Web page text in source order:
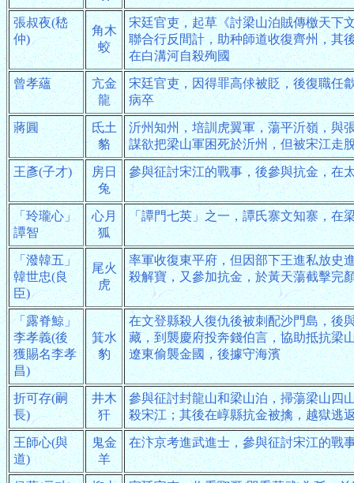
張叔夜(嵇
仲)
角木
蛟
宋廷官吏，起草《討梁山泊賊傳檄天下
聯合行反間計，助种師道收復齊州，其
在白溝河自殺殉國
曾孝蘊
亢金
龍
宋廷官吏，因得罪高俅被貶，後復職任
病卒
蔣圓
氐土
貉
沂州知州，培訓虎翼軍，蕩平沂嶺，與
謀欲把梁山軍困死於沂州，但被宋江走
王彥(子才)
房日
兔
參與征討宋江的戰事，後參與抗金，在
「玲瓏心」
譚智
心月
狐
「譚門七英」之一，譚氏寨文知寨，在
「潑韓五」
韓世忠(良
臣)
尾火
虎
率軍收復東平府，但因部下王進私放史
殺解寶，又參加抗金，於黃天蕩截擊完
「露脊鯨」
李孝義(後
獲賜名李孝
昌)
箕水
豹
在文登縣殺人復仇後被刺配沙門島，後
藏，到襲慶府投奔錢伯言，協助抵抗梁
遼東偷襲金國，後據守海濱
折可存(嗣
長)
井木
犴
參與征討封龍山和梁山泊，掃蕩梁山四
殺宋江；其後在崞縣抗金被擒，越獄逃
王師心(與
道)
鬼金
羊
在汴京考進武進士，參與征討宋江的戰